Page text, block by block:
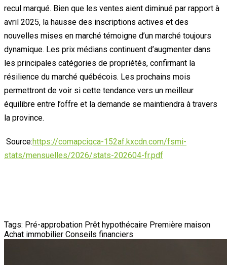
recul marqué. Bien que les ventes aient diminué par rapport à
avril 2025, la hausse des inscriptions actives et des
nouvelles mises en marché témoigne d’un marché toujours
dynamique. Les prix médians continuent d’augmenter dans
les principales catégories de propriétés, confirmant la
résilience du marché québécois. Les prochains mois
permettront de voir si cette tendance vers un meilleur
équilibre entre l’offre et la demande se maintiendra à travers
la province.
Source:https://comapciqca-152af.kxcdn.com/fsmi-
stats/mensuelles/2026/stats-202604-fr.pdf
Tags: Pré-approbation Prêt hypothécaire Première maison
Achat immobilier Conseils financiers